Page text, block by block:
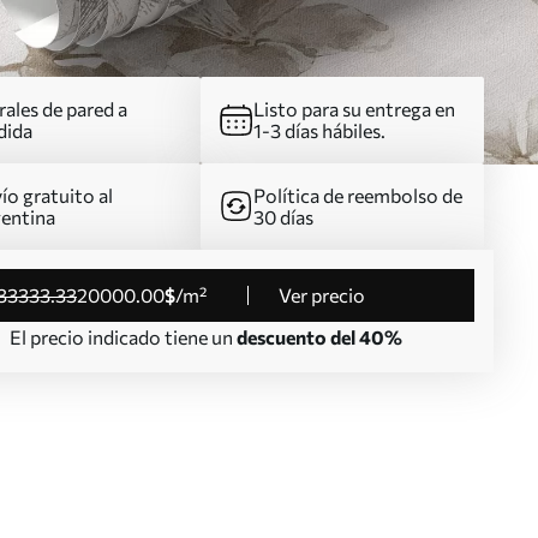
de pared a
Listo para su entrega en
1-3 días hábiles.
gratuito al
Política de reembolso de
30 días
.3320000.00$/m²
Ver precio
El precio indicado tiene un descuento del 40%